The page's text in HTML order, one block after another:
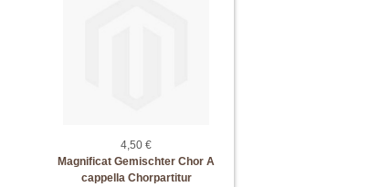
4,50 €
Magnificat Gemischter Chor A
cappella Chorpartitur